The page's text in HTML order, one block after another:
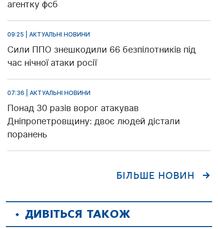
агентку фсб
09:25 | АКТУАЛЬНІ НОВИНИ
Сили ППО знешкодили 66 безпілотників під
час нічної атаки росії
07:36 | АКТУАЛЬНІ НОВИНИ
Понад 30 разів ворог атакував
Дніпропетровщину: двоє людей дістали
поранень
БІЛЬШЕ НОВИН
ДИВІТЬСЯ ТАКОЖ